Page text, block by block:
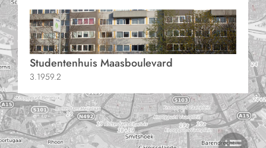
Studentenhuis Maasboulevard
3.1959.2